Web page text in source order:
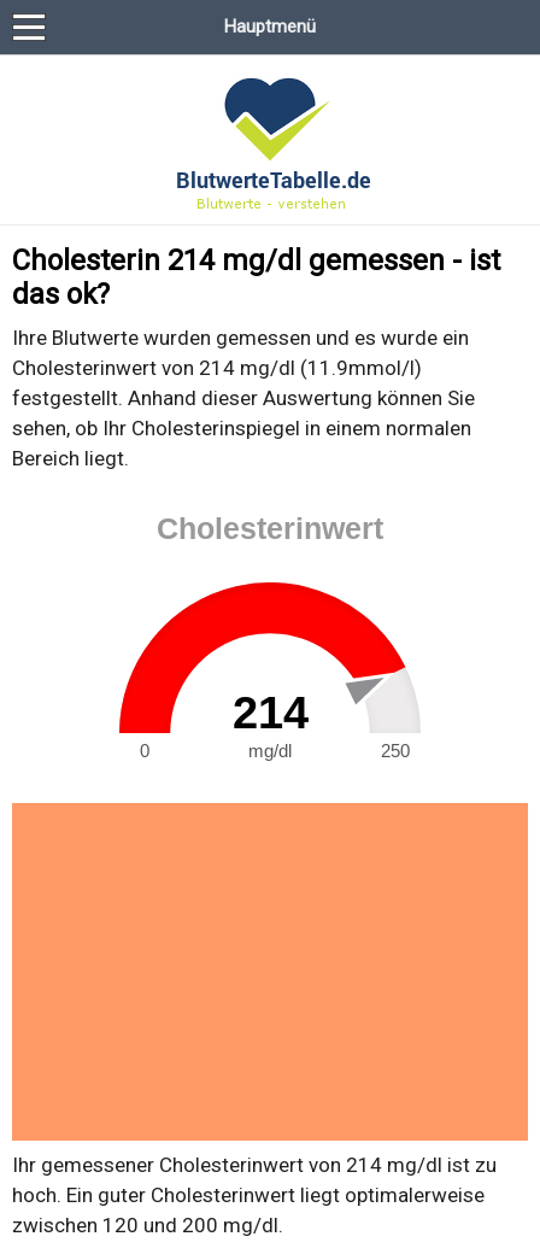
Hauptmenü
Cholesterin 214 mg/dl gemessen - ist
das ok?
Ihre Blutwerte wurden gemessen und es wurde ein
Cholesterinwert von 214 mg/dl (11.9mmol/l)
festgestellt. Anhand dieser Auswertung können Sie
sehen, ob Ihr Cholesterinspiegel in einem normalen
Bereich liegt.
Cholesterinwert
214
mg/dl
0 250
Ihr gemessener Cholesterinwert von 214 mg/dl ist zu
hoch. Ein guter Cholesterinwert liegt optimalerweise
zwischen 120 und 200 mg/dl.